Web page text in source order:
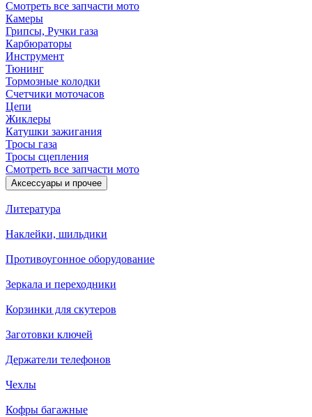
Смотреть все запчасти мото
Камеры
Грипсы, Ручки газа
Карбюраторы
Инструмент
Тюнинг
Тормозные колодки
Счетчики моточасов
Цепи
Жиклеры
Катушки зажигания
Тросы газа
Тросы сцепления
Смотреть все запчасти мото
Аксессуары и прочее
Литература
Наклейки, шильдики
Противоугонное оборудование
Зеркала и переходники
Корзинки для скутеров
Заготовки ключей
Держатели телефонов
Чехлы
Кофры багажные